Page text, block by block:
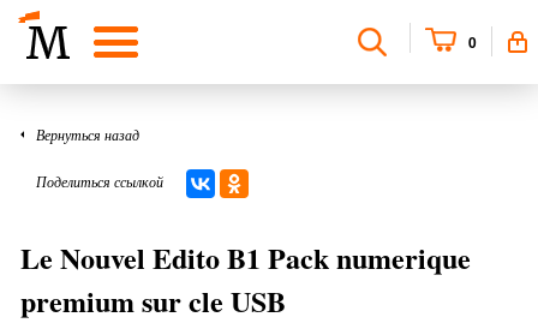
0
Вернуться назад
Поделиться ссылкой
Le Nouvel Edito B1 Pack numerique
premium sur cle USB